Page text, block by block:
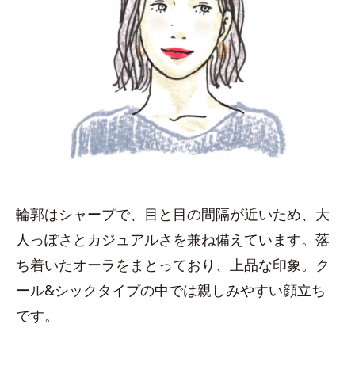
輪郭はシャープで、目と目の間隔が近いため、大
人っぽさとカジュアルさを兼ね備えています。落
ち着いたオーラをまとっており、上品な印象。ク
ール&シックタイプの中では親しみやすい顔立ち
です。